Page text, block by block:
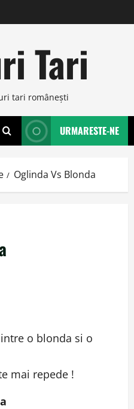
Tari
tari româneşti
URMARESTE-NE
Oglinda Vs Blonda
o blonda si o
mai repede !